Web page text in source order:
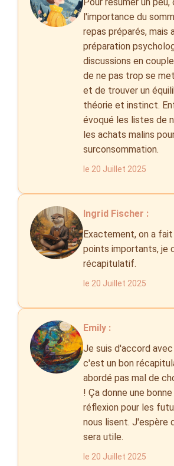
l'importance du
repas préparés, mais
préparation
discussions en
de ne pas trop se
et de trouver un
théorie et instinct.
évoqué les listes de
les achats malins
surconsommation.
le 20 Juillet 2025
Ingrid Fischer :
Exactement, on a
points importants, je
récapitulatif.
le 20 Juillet 2025
Emily :
Je suis d'accord
c'est un bon
abordé pas mal de
! Ça donne une
réflexion pour les
nous lisent. J'espère
sera utile.
le 20 Juillet 2025